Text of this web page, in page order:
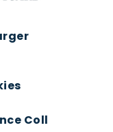
Coll